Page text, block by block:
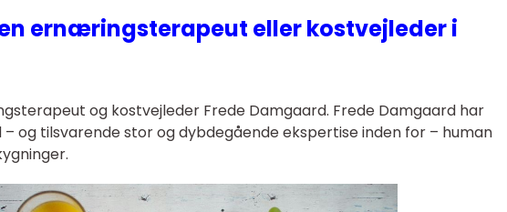
ernæringsterapeut eller kostvejleder i
og kostvejleder Frede Damgaard. Frede Damgaard har
og tilsvarende stor og dybdegående ekspertise inden for – human